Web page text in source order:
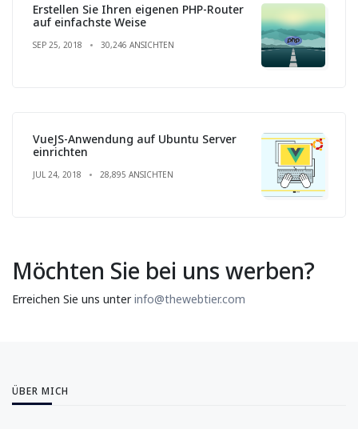
Erstellen Sie Ihren eigenen PHP-Router
auf einfachste Weise
SEP 25, 2018 30,246 ANSICHTEN
VueJS-Anwendung auf Ubuntu Server
einrichten
JUL 24, 2018 28,895 ANSICHTEN
Möchten Sie bei uns werben?
Erreichen Sie uns unterinfo@thewebtier.com
ÜBER MICH